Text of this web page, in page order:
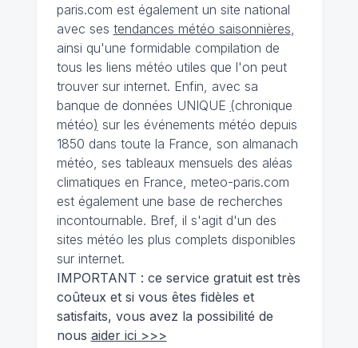
paris.com est également un site national
avec ses tendances météo saisonnières,
ainsi qu'une formidable compilation de
tous les liens météo utiles que l'on peut
trouver sur internet. Enfin, avec sa
banque de données UNIQUE (chronique
météo) sur les événements météo depuis
1850 dans toute la France, son almanach
météo, ses tableaux mensuels des aléas
climatiques en France, meteo-paris.com
est également une base de recherches
incontournable. Bref, il s'agit d'un des
sites météo les plus complets disponibles
sur internet.
IMPORTANT : ce service gratuit est très
coûteux et si vous êtes fidèles et
satisfaits, vous avez la possibilité de
nous aider ici >>>